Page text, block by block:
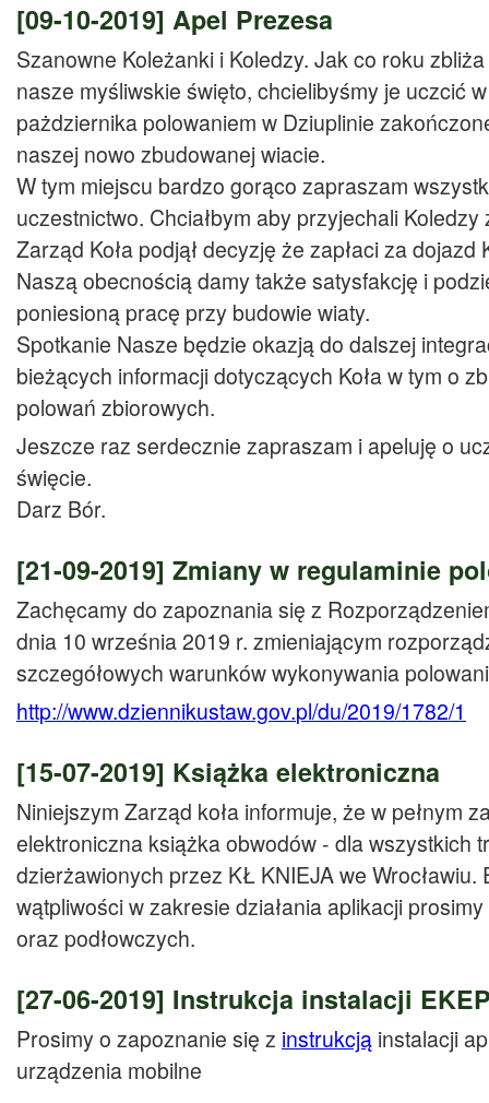
[09-10-2019] Apel Prezesa
Szanowne Koleżanki i Koledzy. Jak co roku
nasze myśliwskie święto, chcielibyśmy je uczcić
pażdziernika polowaniem w Dziuplinie
naszej nowo zbudowanej wiacie.
W tym miejscu bardzo gorąco zapraszam
uczestnictwo. Chciałbym aby przyjechali
Zarząd Koła podjął decyzję że zapłaci za dojazd
Naszą obecnością damy także satysfakcję i
poniesioną pracę przy budowie wiaty.
Spotkanie Nasze będzie okazją do dalszej
bieżących informacji dotyczących Koła w tym o
polowań zbiorowych.
Jeszcze raz serdecznie zapraszam i apeluję o
święcie.
Darz Bór.
[21-09-2019] Zmiany w regulaminie
Zachęcamy do zapoznania się z
dnia 10 września 2019 r. zmieniającym
szczegółowych warunków wykonywania
http://www.dziennikustaw.gov.pl/du/2019/1782/1
[15-07-2019] Książka elektroniczna
Niniejszym Zarząd koła informuje, że w pełnym
elektroniczna książka obwodów - dla wszystkich
dzierżawionych przez KŁ KNIEJA we Wrocławiu.
wątpliwości w zakresie działania aplikacji
oraz podłowczych.
[27-06-2019] Instrukcja instalacji
Prosimy o zapoznanie się z instrukcją instalacji
urządzenia mobilne